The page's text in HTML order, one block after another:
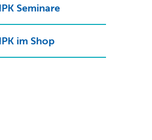
Seminare
im Shop